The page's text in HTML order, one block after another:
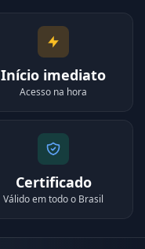
Início imediato
Acesso na hora
Certificado
Válido em todo o Brasil